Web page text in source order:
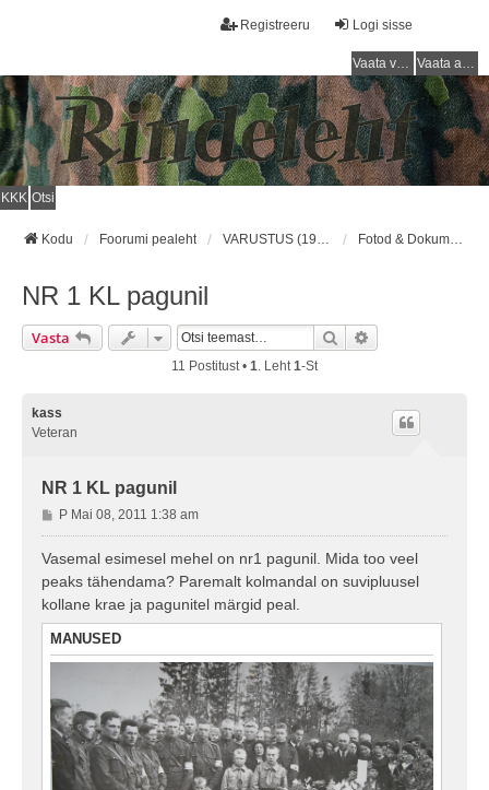
Logi sisse
Registreeru
Vaata vastamata teemasi Vaata aktiivseid teemasid
KKK Otsi
Kodu Foorumi pealeht VARUSTUS (1918 - 1940) / EQUIPMENT (1918 - 1940) Fotod & Dokumendid/Photos & Documents
NR 1 KL pagunil
Vasta Otsi
11 Postitust • 1. Leht1-st
kass
Veteran
NR 1 KL pagunil
P
o
s
i
t
u
s
P Mai 08, 2011 1:38 am
Vasemal esimesel mehel on nr1 pagunil. Mida too veel
peaks tähendama? Paremalt kolmandal on suvipluusel
kollane krae ja pagunitel märgid peal.
MANUSED